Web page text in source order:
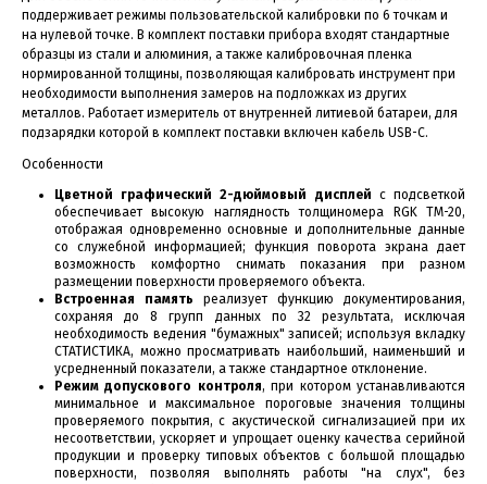
поддерживает режимы пользовательской калибровки по 6 точкам и
на нулевой точке. В комплект поставки прибора входят стандартные
образцы из стали и алюминия, а также калибровочная пленка
нормированной толщины, позволяющая калибровать инструмент при
необходимости выполнения замеров на подложках из других
металлов. Работает измеритель от внутренней литиевой батареи, для
подзарядки которой в комплект поставки включен кабель USB-C.
Особенности
Цветной графический 2-дюймовый дисплей с подсветкой
обеспечивает высокую наглядность толщиномера RGK TM-20,
отображая одновременно основные и дополнительные данные
со служебной информацией; функция поворота экрана дает
возможность комфортно снимать показания при разном
размещении поверхности проверяемого объекта.
Встроенная память реализует функцию документирования,
сохраняя до 8 групп данных по 32 результата, исключая
необходимость ведения "бумажных" записей; используя вкладку
СТАТИСТИКА, можно просматривать наибольший, наименьший и
усредненный показатели, а также стандартное отклонение.
Режим допускового контроля, при котором устанавливаются
минимальное и максимальное пороговые значения толщины
проверяемого покрытия, с акустической сигнализацией при их
несоответствии, ускоряет и упрощает оценку качества серийной
продукции и проверку типовых объектов с большой площадью
поверхности, позволяя выполнять работы "на слух", без